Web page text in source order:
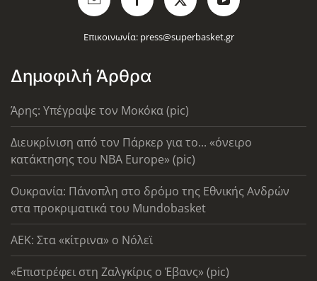
Επικοινωνία: press@superbasket.gr
Δημοφιλή Άρθρα
Άρης: Υπέγραψε τον Μοκόκα (pic)
Διευκρίνιση από τον Πάρκερ για το... «όνειρο
κατάκτησης του ΝΒΑ Europe» (pic)
Ουκρανία: Πάνοπλη στο δρόμο της Εθνικής Ανδρών
στα προκριματικά του Mundobasket
AEK: Στα «κίτρινα» ο Νόλεϊ
«Επιστρέφει στη Ζαλγκίρις ο Έβανς» (pic)